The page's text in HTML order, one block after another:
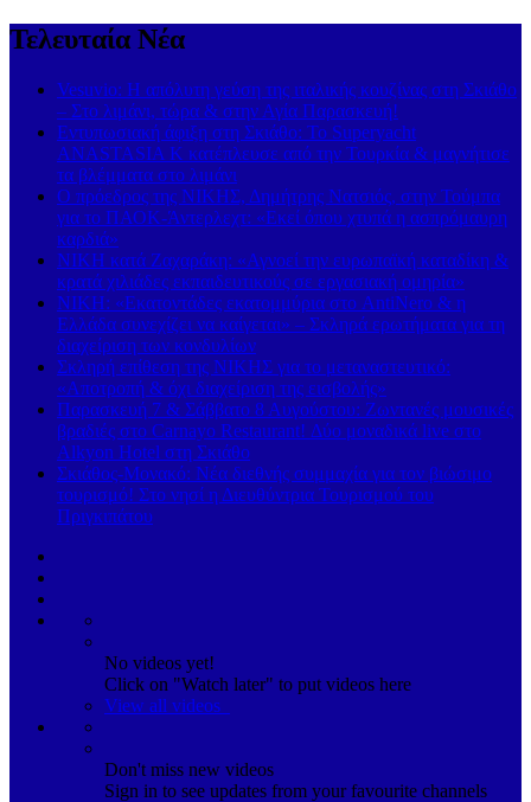
Τελευταία Νέα
Vesuvio: Η απόλυτη γεύση της ιταλικής κουζίνας στη Σκιάθο
– Στο λιμάνι, τώρα & στην Αγία Παρασκευή!
Εντυπωσιακή άφιξη στη Σκιάθο: Το Superyacht
ANASTASIA K κατέπλευσε από την Τουρκία & μαγνήτισε
τα βλέμματα στο λιμάνι
Ο πρόεδρος της ΝΙΚΗΣ, Δημήτρης Νατσιός, στην Τούμπα
για το ΠΑΟΚ-Άντερλεχτ: «Εκεί όπου χτυπά η ασπρόμαυρη
καρδιά»
ΝΙΚΗ κατά Ζαχαράκη: «Αγνοεί την ευρωπαϊκή καταδίκη &
κρατά χιλιάδες εκπαιδευτικούς σε εργασιακή ομηρία»
ΝΙΚΗ: «Εκατοντάδες εκατομμύρια στο AntiNero & η
Ελλάδα συνεχίζει να καίγεται» – Σκληρά ερωτήματα για τη
διαχείριση των κονδυλίων
Σκληρή επίθεση της ΝΙΚΗΣ για το μεταναστευτικό:
«Αποτροπή & όχι διαχείριση της εισβολής»
Παρασκευή 7 & Σάββατο 8 Αυγούστου: Ζωντανές μουσικές
βραδιές στο Carnayo Restaurant! Δύο μοναδικά live στο
Alkyon Hotel στη Σκιάθο
Σκιάθος-Μονακό: Νέα διεθνής συμμαχία για τον βιώσιμο
τουρισμό! Στο νησί η Διευθύντρια Τουρισμού του
Πριγκιπάτου
No videos yet!
Click on "Watch later" to put videos here
View all videos
Don't miss new videos
Sign in to see updates from your favourite channels